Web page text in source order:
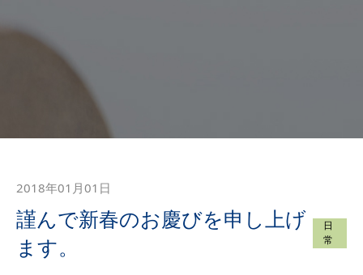
2018年01月01日
謹んで新春のお慶びを申し上げ
ます。
日
常